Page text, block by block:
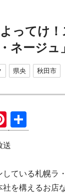
ってけ
ネージュ」
県央 秋田市
Pi
nt
er
e
st
有
送
ている札幌ラ
を構えるお店